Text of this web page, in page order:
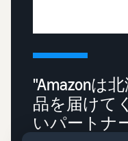
"Amazonは
品を届けて
いパートナ